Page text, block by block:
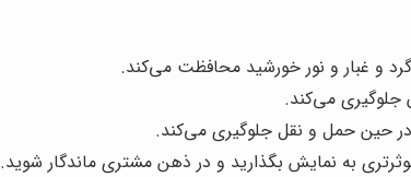
و غبار و نور خورشید محافظت می‌کند.
جلوگیری می‌کند.
حین حمل و نقل جلوگیری می‌کند.
به نمایش بگذارید و در ذهن مشتری ماندگار شوید.